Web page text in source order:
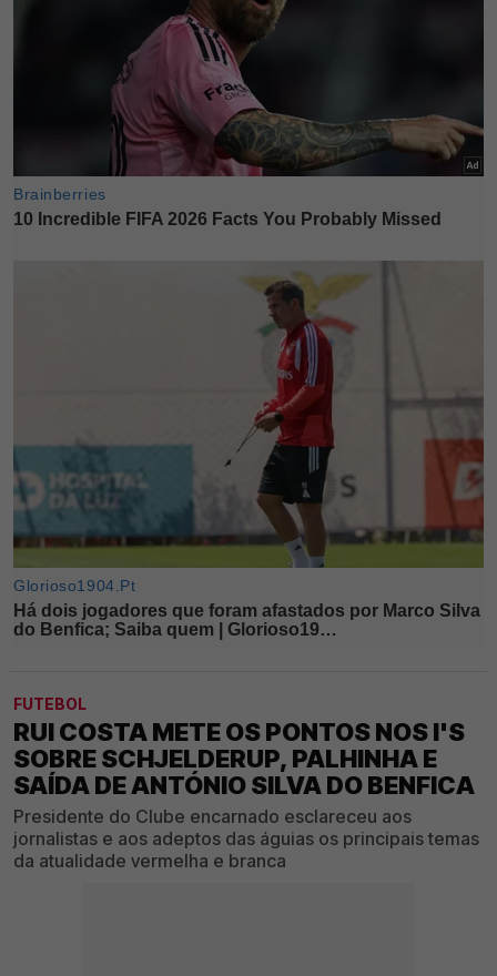
FUTEBOL
RUI COSTA METE OS PONTOS NOS I'S
SOBRE SCHJELDERUP, PALHINHA E
SAÍDA DE ANTÓNIO SILVA DO BENFICA
Presidente do Clube encarnado esclareceu aos
jornalistas e aos adeptos das águias os principais temas
da atualidade vermelha e branca